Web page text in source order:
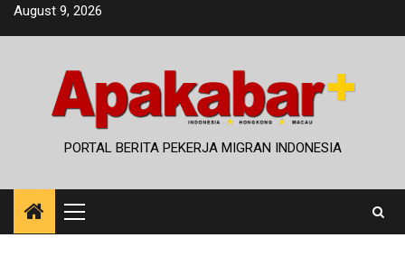
SkipAugust 9, 2026
PORTAL BERITA PEKERJA MIGRAN INDONESIA
Primary
Menu